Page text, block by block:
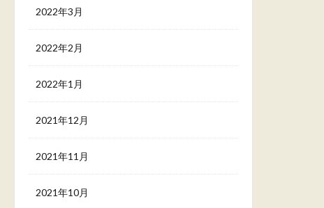
2022年3月
2022年2月
2022年1月
2021年12月
2021年11月
2021年10月